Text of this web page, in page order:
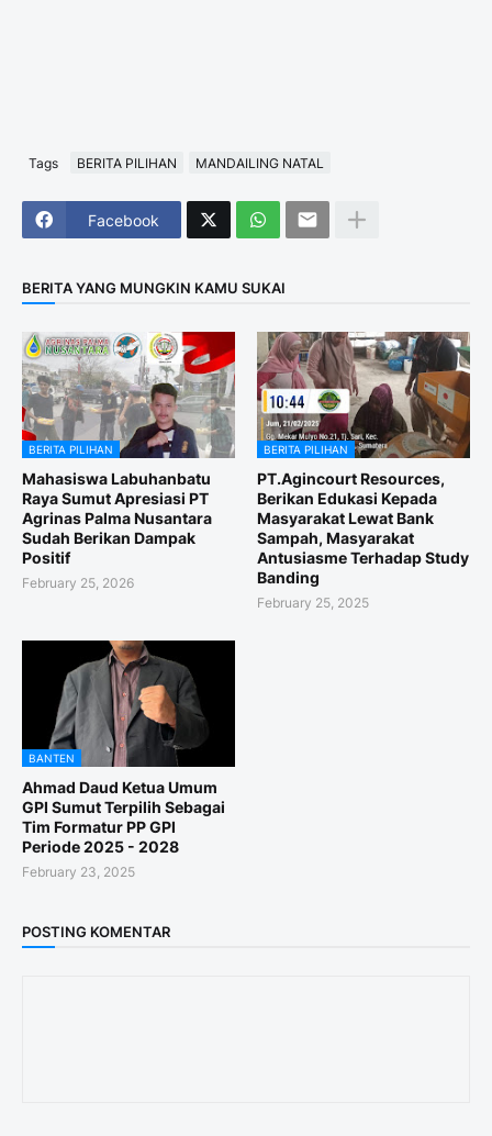
Tags BERITA PILIHAN MANDAILING NATAL
Facebook
BERITA YANG MUNGKIN KAMU SUKAI
BERITA PILIHAN
Mahasiswa Labuhanbatu
Raya Sumut Apresiasi PT
Agrinas Palma Nusantara
Sudah Berikan Dampak
Positif
February 25, 2026
BERITA PILIHAN
PT.Agincourt Resources,
Berikan Edukasi Kepada
Masyarakat Lewat Bank
Sampah, Masyarakat
Antusiasme Terhadap Study
Banding
February 25, 2025
BANTEN
Ahmad Daud Ketua Umum
GPI Sumut Terpilih Sebagai
Tim Formatur PP GPI
Periode 2025 - 2028
February 23, 2025
POSTING KOMENTAR